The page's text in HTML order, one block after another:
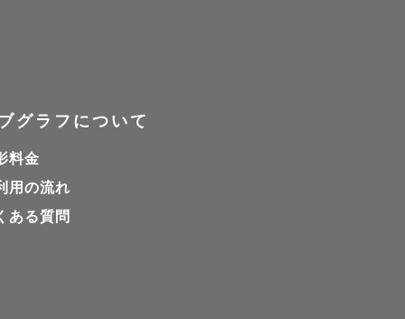
グラフについて
料金
用の流れ
ある質問